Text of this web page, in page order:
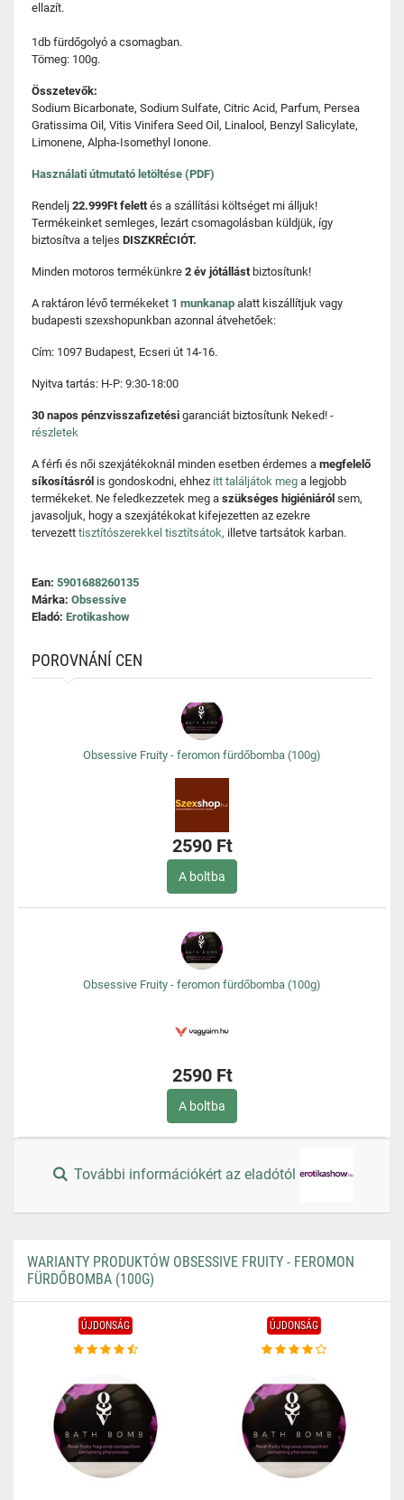
ellazít.
1db fürdőgolyó a csomagban.
Tömeg: 100g.
Összetevők:
Sodium Bicarbonate, Sodium Sulfate, Citric Acid, Parfum, Persea
Gratissima Oil, Vitis Vinifera Seed Oil, Linalool, Benzyl Salicylate,
Limonene, Alpha-Isomethyl Ionone.
Használati útmutató letöltése (PDF)
Rendelj 22.999Ft felettés a szállítási költséget mi álljuk!
Termékeinket semleges, lezárt csomagolásban küldjük, így
biztosítva a teljes DISZKRÉCIÓT.
Minden motoros termékünkre 2 év jótállást biztosítunk!
A raktáron lévő termékeket 1 munkanap alatt kiszállítjuk vagy
budapesti szexshopunkban azonnal átvehetőek:
Cím: 1097 Budapest, Ecseri út 14-16.
Nyitva tartás: H-P: 9:30-18:00
30 napos pénzvisszafizetési garanciát biztosítunk Neked! -
részletek
A férfi és női szexjátékoknál minden esetben érdemes a megfelelő
síkosításról is gondoskodni, ehhez itt találjátok meg a legjobb
termékeket. Ne feledkezzetek meg a szükséges higiéniáról sem,
javasoljuk, hogy a szexjátékokat kifejezetten az ezekre
tervezett tisztítószerekkel tisztítsátok, illetve tartsátok karban.
Ean: 5901688260135
Márka: Obsessive
Eladó: Erotikashow
POROVNÁNÍ CEN
Obsessive Fruity - feromon fürdőbomba (100g)
2590 Ft
A boltba
Obsessive Fruity - feromon fürdőbomba (100g)
2590 Ft
A boltba
További információkért az eladótól
WARIANTY PRODUKTÓW OBSESSIVE FRUITY - FEROMON
FÜRDŐBOMBA (100G)
ÚJDONSÁG ÚJDONSÁG